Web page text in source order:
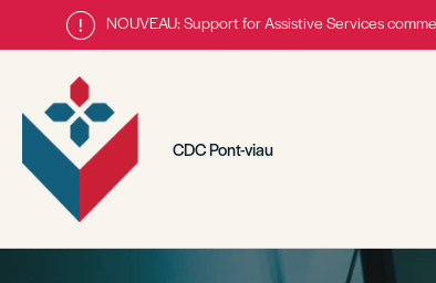
NOUVEAU: Support for Assistive Services
CDC Pont-viau